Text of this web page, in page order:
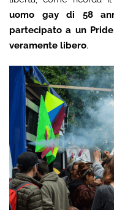
uomo gay di 58
partecipato a un
veramente libero.